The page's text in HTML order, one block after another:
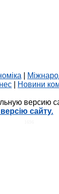
Новини
версию
сайту.